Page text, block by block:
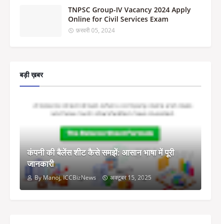
TNPSC Group-IV Vacancy 2024 Apply
Online for Civil Services Exam
फ़रवरी 05, 2024
बड़ी ख़बर
कंपनी की बैलेंस शीट कैसे समझें: आसान भाषा में पूरी
जानकारी
By Manoj, ICCBizNews अक्टूबर 15, 2025